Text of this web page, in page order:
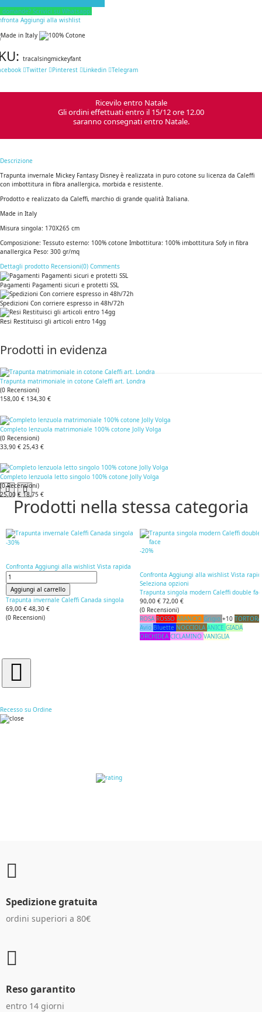
domande? Scrivici su Whatsapp.
Aggiungi alla wishlist
tracalsingmickeyfant
Twitter Pinterest Linkedin Telegram
Ricevilo entro Natale
Gli ordini effettuati entro il 15/12 ore 12.00
saranno consegnati entro Natale.
Descrizione
Trapunta invernale Mickey Fantasy Disney è realizzata in puro cotone su licenza da Caleffi
con imbottitura in fibra anallergica, morbida e resistente.
Prodotto e realizzato da Caleffi, marchio di grande qualità Italiana.
Made in Italy
Misura singola: 170X265 cm
Composizione: Tessuto esterno: 100% cotone Imbottitura: 100% imbottitura Sofy in fibra
anallergica Peso: 300 gr/mq
Dettagli prodotto Recensioni(0) Comments
Pagamenti Pagamenti sicuri e protetti SSL
Spedizioni Con corriere espresso in 48h/72h
Resi Restituisci gli articoli entro 14gg
Prodotti in evidenza
Trapunta matrimoniale in cotone Caleffi art. Londra
(0 Recensioni)
158,00 € 134,30 €
Completo lenzuola matrimoniale 100% cotone Jolly Volga
(0 Recensioni)
33,90 € 25,43 €
Completo lenzuola letto singolo 100% cotone Jolly Volga
(0Recensioni)
25,00 € 18,75 €
Prodotti nella stessa categoria
-30%
Confronta Aggiungi alla wishlist Vista rapida
Aggiungi al carrello
Trapunta invernale Caleffi Canada singola
69,00 € 48,30 €
(0 Recensioni)
-20%
Confronta Aggiungi alla wishlist Vista
Seleziona opzioni
Trapunta singola modern Caleffi double
90,00 € 72,00 €
(0 Recensioni)
ROSA ROSSO ARANCIO Grigio +10 TORTORA
Avio Bluette NOCCIOLA ANICE GIADA
ORCHIDEA CICLAMINO VANIGLIA
Recesso su Ordine
RECENSIONI DEI
Spedizione gratuita
ordini superiori a 80€
Reso garantito
entro 14 giorni